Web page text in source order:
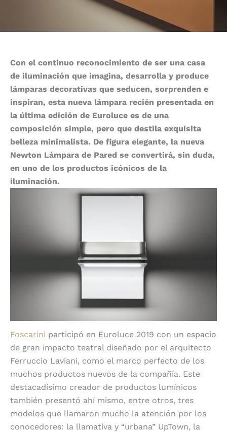
Con el continuo reconocimiento de ser una casa
de iluminación que imagina, desarrolla y produce
lámparas decorativas que seducen, sorprenden e
inspiran, esta nueva lámpara recién presentada en
la última edición de Euroluce es de una
composición simple, pero que destila exquisita
belleza minimalista. De figura elegante, la nueva
Newton Lámpara de Pared se convertirá, sin duda,
en uno de los productos icónicos de la
iluminación.
Foscarini participó en Euroluce 2019 con un espacio
de gran impacto teatral diseñado por el arquitecto
Ferruccio Laviani, como el marco perfecto de los
muchos productos nuevos de la compañía. Este
destacadísimo creador de productos lumínicos
también presentó ahí mismo, entre otros, tres
modelos que llamaron mucho la atención por los
conocedores: la llamativa y “urbana” UpTown, la